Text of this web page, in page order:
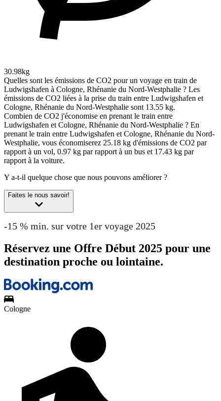
30.98kg
Quelles sont les émissions de CO2 pour un voyage en train de
Ludwigshafen à Cologne, Rhénanie du Nord-Westphalie ? Les
émissions de CO2 liées à la prise du train entre Ludwigshafen et
Cologne, Rhénanie du Nord-Westphalie sont 13.55 kg.
Combien de CO2 j'économise en prenant le train entre
Ludwigshafen et Cologne, Rhénanie du Nord-Westphalie ? En
prenant le train entre Ludwigshafen et Cologne, Rhénanie du Nord-
Westphalie, vous économiserez 25.18 kg d'émissions de CO2 par
rapport à un vol, 0.97 kg par rapport à un bus et 17.43 kg par
rapport à la voiture.
Y a-t-il quelque chose que nous pouvons améliorer ?
Faites le nous savoir!
-15 % min. sur votre 1er voyage 2025
Réservez une Offre Début 2025 pour une
destination proche ou lointaine.
Cologne